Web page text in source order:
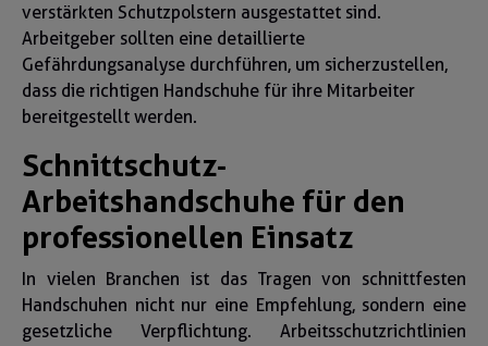
verstärkten Schutzpolstern ausgestattet sind.
Arbeitgeber sollten eine detaillierte
Gefährdungsanalyse durchführen, um sicherzustellen,
dass die richtigen Handschuhe für ihre Mitarbeiter
bereitgestellt werden.
Schnittschutz-
Arbeitshandschuhe für den
professionellen Einsatz
In vielen Branchen ist das Tragen von schnittfesten
Handschuhen nicht nur eine Empfehlung, sondern eine
gesetzliche Verpflichtung. Arbeitsschutzrichtlinien